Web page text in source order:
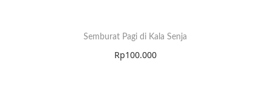
Semburat Pagi di Kala Senja
Rp100.000